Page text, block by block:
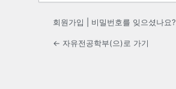
회원가입 비밀번호를 잊으셨나요?
← 자유전공학부(으)로 가기